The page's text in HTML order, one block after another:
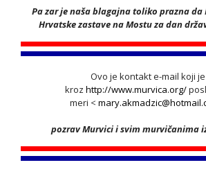
Pa zar je naša blagajna toliko prazna da
Hrvatske zastave na Mostu za dan
Ovo je kontakt e-mail koji je
kroz http://www.murvica.org/
meri <
pozrav Murvici i svim murvičanima